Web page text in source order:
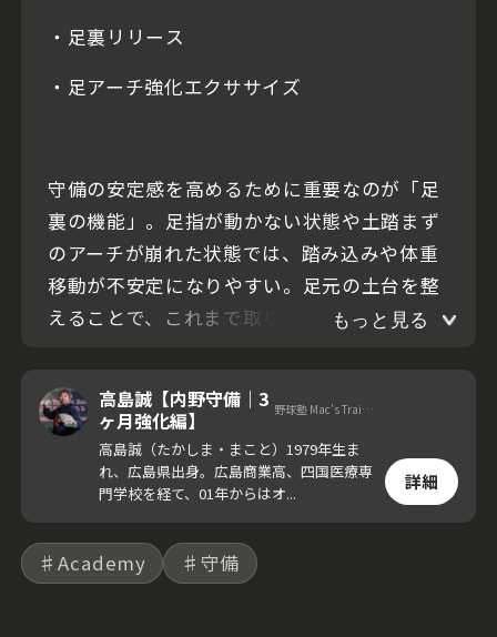
・足裏リリース
・足アーチ強化エクササイズ
守備の安定感を高めるために重要なのが「足
裏の機能」。足指が動かない状態や土踏まず
のアーチが崩れた状態では、踏み込みや体重
移動が不安定になりやすい。足元の土台を整
えることで、これまで取り組んできた守備の
もっと見る
高島誠【内野守備｜3
ヶ月強化編】
野球塾 Mac's Trainer Room 代表
高島誠（たかしま・まこと）1979年生ま
れ、広島県出身。広島商業高、四国医療専
門学校を経て、01年からはオ...
詳細
♯Academy ♯守備